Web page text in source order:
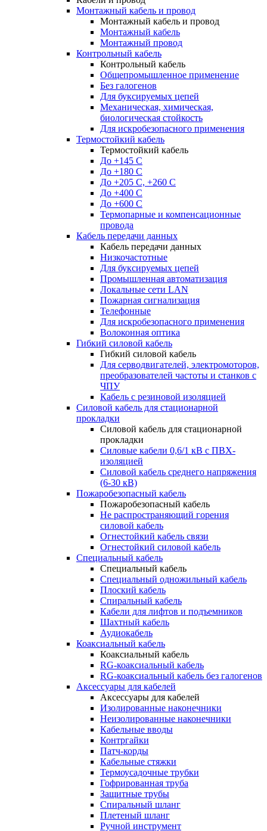
Монтажный кабель и провод
Монтажный кабель и провод
Монтажный кабель
Монтажный провод
Контрольный кабель
Контрольный кабель
Общепромышленное применение
Без галогенов
Для буксируемых цепей
Механическая, химическая,
биологическая стойкость
Для искробезопасного применения
Термостойкий кабель
Термостойкий кабель
До +145 С
До +180 C
До +205 С, +260 С
До +400 C
До +600 С
Термопарные и компенсационные
провода
Кабель передачи данных
Кабель передачи данных
Низкочастотные
Для буксируемых цепей
Промышленная автоматизация
Локальные сети LAN
Пожарная сигнализация
Телефонные
Для искробезопасного применения
Волоконная оптика
Гибкий силовой кабель
Гибкий силовой кабель
Для серводвигателей, электромоторов,
преобразователей частоты и станков с
ЧПУ
Кабель с резиновой изоляцией
Силовой кабель для стационарной
прокладки
Силовой кабель для стационарной
прокладки
Силовые кабели 0,6/1 кВ с ПВХ-
изоляцией
Силовой кабель среднего напряжения
(6-30 кВ)
Пожаробезопасный кабель
Пожаробезопасный кабель
Не распространяющий горения
силовой кабель
Огнестойкий кабель связи
Огнестойкий силовой кабель
Специальный кабель
Специальный кабель
Специальный одножильный кабель
Плоский кабель
Спиральный кабель
Кабели для лифтов и подъемников
Шахтный кабель
Аудиокабель
Коаксиальный кабель
Коаксиальный кабель
RG-коаксиальный кабель
RG-коаксиальный кабель без галогенов
Аксессуары для кабелей
Аксессуары для кабелей
Изолированные наконечники
Неизолированные наконечники
Кабельные вводы
Контргайки
Патч-корды
Кабельные стяжки
Термоусадочные трубки
Гофрированная труба
Защитные трубы
Спиральный шланг
Плетеный шланг
Ручной инструмент